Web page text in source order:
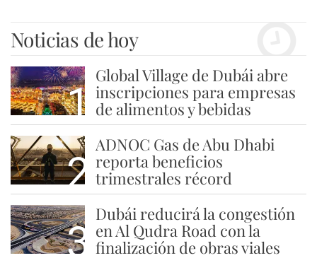
Noticias de hoy
1
Global Village de Dubái abre
inscripciones para empresas
de alimentos y bebidas
2
ADNOC Gas de Abu Dhabi
reporta beneficios
trimestrales récord
3
Dubái reducirá la congestión
en Al Qudra Road con la
finalización de obras viales